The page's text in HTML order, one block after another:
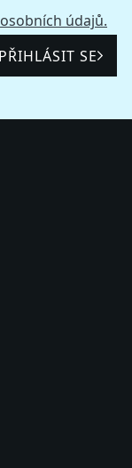
osobních údajů.